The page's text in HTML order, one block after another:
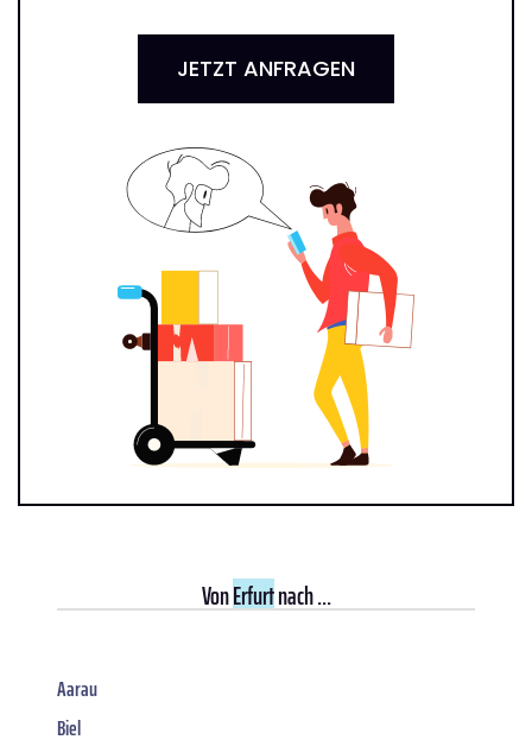
JETZT ANFRAGEN
VonErfurtnach ...
Aarau
Biel